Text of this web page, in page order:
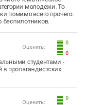
молодежи. То
помимо всего прочего.
беспилотников.
0
0
Оценить:
студентами -
в пропагандистских
0
Оценить: